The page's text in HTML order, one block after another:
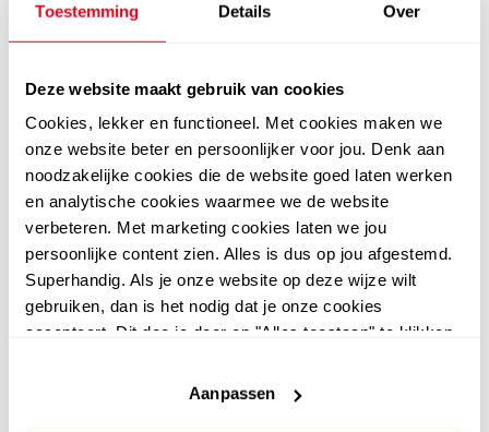
Toestemming Details Over
Deze website maakt gebruik van cookies
Cookies, lekker en functioneel. Met cookies maken we
onze website beter en persoonlijker voor jou. Denk aan
noodzakelijke cookies die de website goed laten werken
en analytische cookies waarmee we de website
verbeteren. Met marketing cookies laten we jou
persoonlijke content zien. Alles is dus op jou afgestemd.
Superhandig. Als je onze website op deze wijze wilt
gebruiken, dan is het nodig dat je onze cookies
accepteert. Dit doe je door op "Alles toestaan" te klikken.
website niet optimaal functioneert.
Aanpassen